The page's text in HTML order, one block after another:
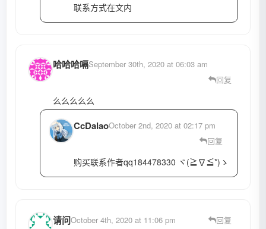
联系方式在文内
哈哈哈嗝September 30th, 2020 at 06:03 am
回复
么么么么么
CcDalaoOctober 2nd, 2020 at 02:17 pm
回复
购买联系作者qq184478330 ヾ(≧∇≦*)ゝ
请问October 4th, 2020 at 11:06 pm 回复